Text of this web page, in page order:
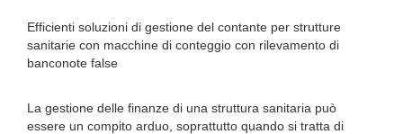
Efficienti soluzioni di gestione del contante per strutture
sanitarie con macchine di conteggio con rilevamento di
banconote false
La gestione delle finanze di una struttura sanitaria può
essere un compito arduo, soprattutto quando si tratta di